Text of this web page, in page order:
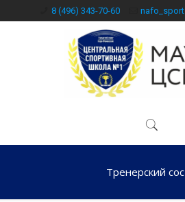
8 (496) 343-70-60
Тренерский